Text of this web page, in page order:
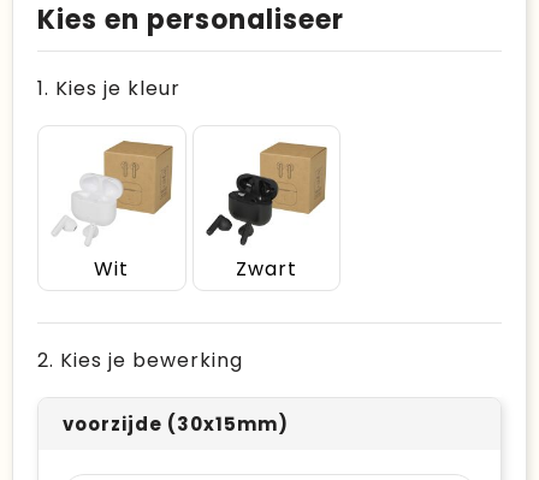
Kies en personaliseer
1. Kies je kleur
Wit Zwart
2. Kies je bewerking
voorzijde (30x15mm)